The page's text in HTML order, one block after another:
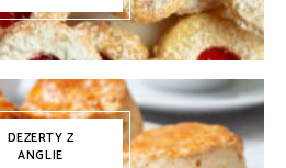
DEZERTY Z
ANGLIE